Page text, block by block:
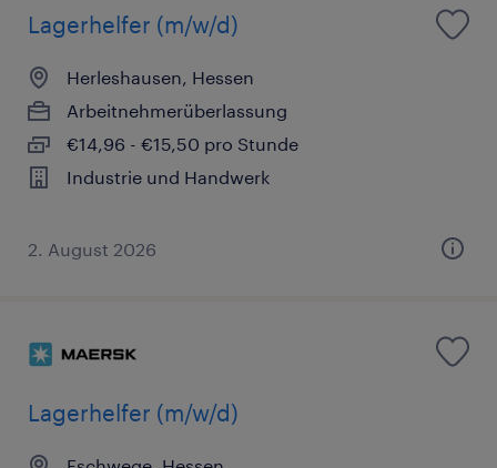
Lagerhelfer (m/w/d)
Herleshausen, Hessen
Arbeitnehmerüberlassung
€14,96 - €15,50 pro Stunde
Industrie und Handwerk
2. August 2026
Lagerhelfer (m/w/d)